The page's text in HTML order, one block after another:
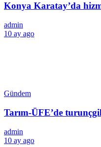
Konya Karatay’da
admin
10 ay ago
Gündem
Tarım-ÜFE’de
admin
10 ay ago